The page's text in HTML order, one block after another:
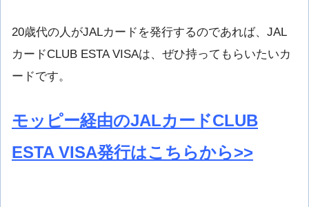
20歳代の人がJALカードを発行するのであれば、JAL
カードCLUB ESTA VISAは、ぜひ持ってもらいたいカ
ードです。
モッピー経由のJALカードCLUB
ESTA VISA発行はこちらから>>